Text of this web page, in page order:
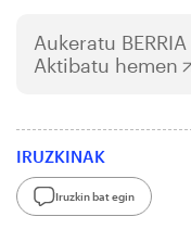
Aukeratu BERRIA
Aktibatu hemen
IRUZKINAK
Iruzkin bat egin